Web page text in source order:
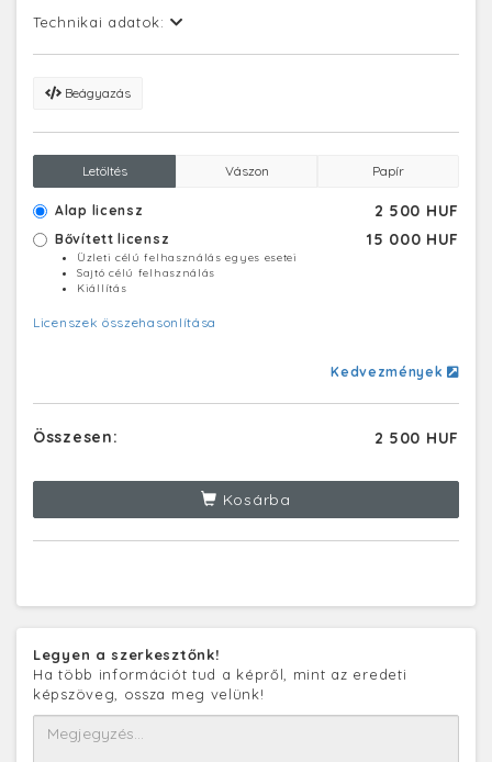
Technikai adatok:
Beágyazás
Letöltés Vászon Papír
Alap licensz 2 500 HUF
Bővített licensz 15 000 HUF
Üzleti célú felhasználás egyes esetei
Sajtó célú felhasználás
Kiállítás
Licenszek összehasonlítása
Kedvezmények
Összesen: 2 500 HUF
Kosárba
Legyen a szerkesztőnk!
Ha több információt tud a képről, mint az eredeti
képszöveg, ossza meg velünk!